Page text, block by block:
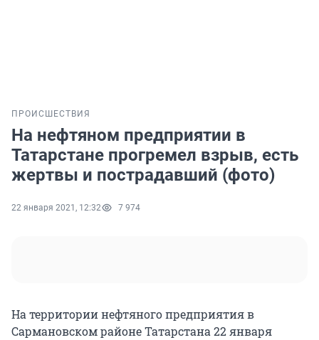
ПРОИСШЕСТВИЯ
На нефтяном предприятии в
Татарстане прогремел взрыв, есть
жертвы и пострадавший (фото)
22 января 2021, 12:32 7 974
На территории нефтяного предприятия в
Сармановском районе Татарстана 22 января